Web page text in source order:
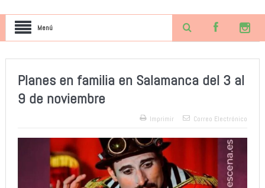
Menú
Planes en familia en Salamanca del 3 al
9 de noviembre
Imprimir Correo Electrónico